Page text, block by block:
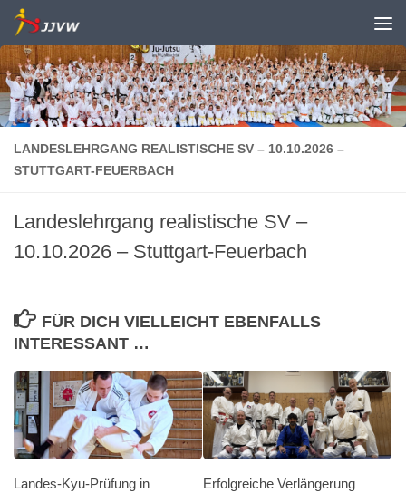
Zum Inhalt springen
LANDESLEHRGANG REALISTISCHE SV – 10.10.2026 –
STUTTGART-FEUERBACH
Landeslehrgang realistische SV –
10.10.2026 – Stuttgart-Feuerbach
FÜR DICH VIELLEICHT EBENFALLS
INTERESSANT …
Landes-Kyu-Prüfung in
Erfolgreiche Verlängerung